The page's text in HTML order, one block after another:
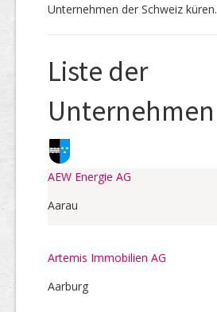
Unternehmen der Schweiz küren.
Liste der
Unternehmen
AEW Energie AG
Aarau
Artemis Immobilien AG
Aarburg